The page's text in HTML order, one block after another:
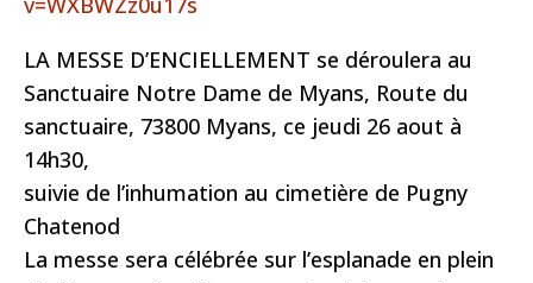
LA MESSE D’ENCIELLEMENT se déroulera au
Sanctuaire Notre Dame de Myans, Route du
sanctuaire, 73800 Myans, ce jeudi 26 aout à
14h30,
suivie de l’inhumation au cimetière de Pugny
Chatenod
La messe sera célébrée sur l’esplanade en plein